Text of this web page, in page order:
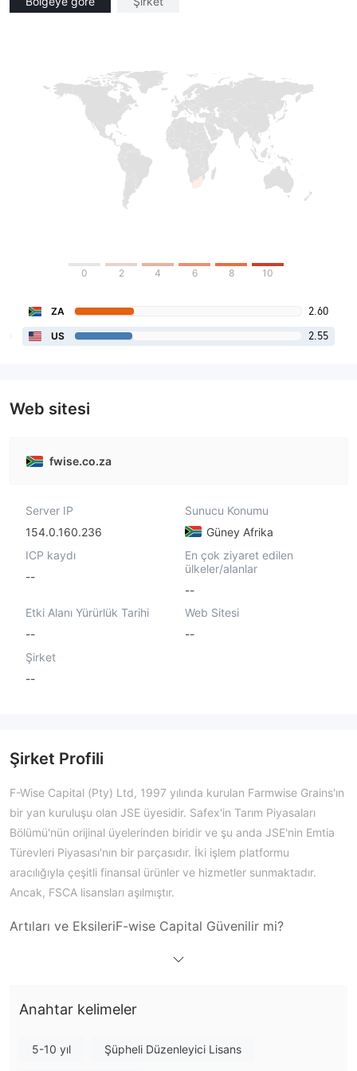
0 2 4 6 8 10
ZA 2.60
US 2.55
Web sitesi
fwise.co.za
Server IP
154.0.160.236
Sunucu Konumu
Güney Afrika
ICP kaydı
--
En çok ziyaret edilen
ülkeler/alanlar
--
Etki Alanı Yürürlük Tarihi
--
Web Sitesi
--
Şirket
--
Şirket Profili
F-Wise Capital (Pty) Ltd, 1997 yılında kurulan Farmwise Grains'ın
bir yan kuruluşu olan JSE üyesidir. Safex'in Tarım Piyasaları
Bölümü'nün orijinal üyelerinden biridir ve şu anda JSE'nin Emtia
Türevleri Piyasası'nın bir parçasıdır. İki işlem platformu
aracılığıyla çeşitli finansal ürünler ve hizmetler sunmaktadır.
Ancak, FSCA lisansları aşılmıştır.
Artıları ve EksileriF-wise Capital Güvenilir mi?
F-wise Capital üzerinde forex, türevler, vadeli işlemler, tahvil ve
Anahtar kelimeler
5-10 yıl Şüpheli Düzenleyici Lisans